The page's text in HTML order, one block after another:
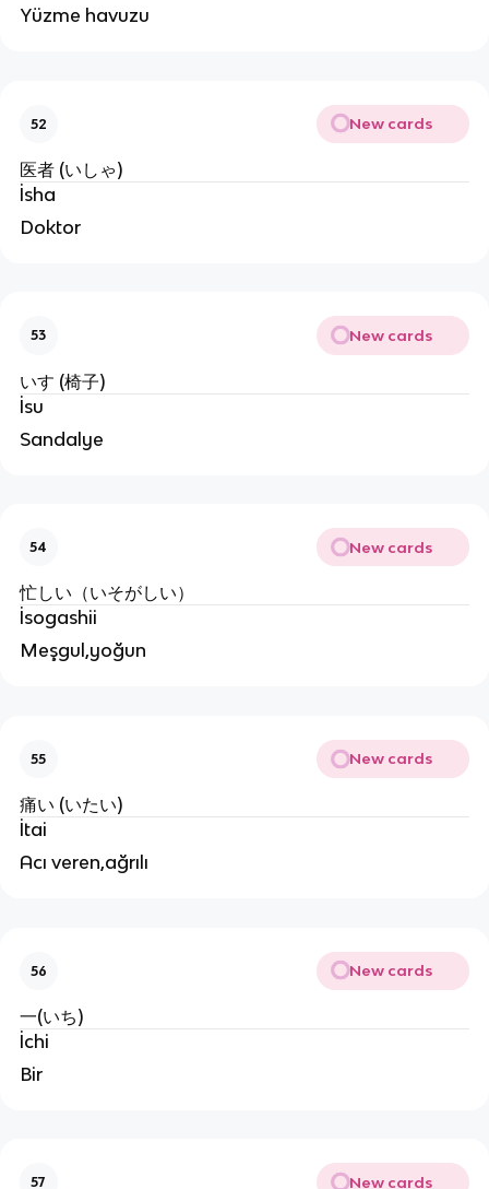
Yüzme havuzu
52 New cards
医者 (いしゃ)
İsha
Doktor
53 New cards
いす (椅子)
İsu
Sandalye
54 New cards
忙しい（いそがしい）
İsogashii
Meşgul,yoğun
55 New cards
痛い (いたい)
İtai
Acı veren,ağrılı
56 New cards
一(いち)
İchi
Bir
57 New cards